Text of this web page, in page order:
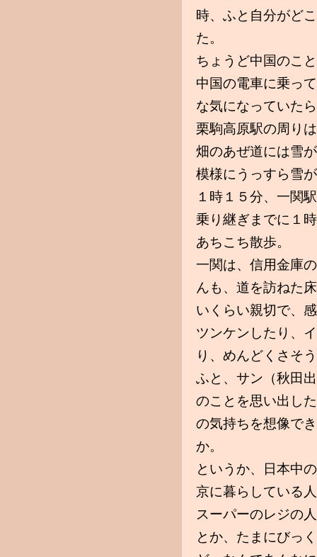
時、ふと自分がど
た。
ちょうど中国のこ
中国の電車に乗っ
な気になっていた
栗駒高原駅の周り
畑のあぜ道には雪
模様にうっすら雪
１時１５分、一関
乗り継ぎまでに１
あちこち散歩。
一関は、信用金庫
んも、道を訪ねた
いくらい親切で、
ツンケンしたり、
り、めんどくさそ
ふと、サン（秋田
のことを思い出し
の気持ちを想像で
か。
というか、日本中
京に暮らしている
スーパーのレジの
とか、たまにびっ